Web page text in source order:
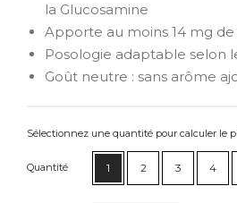
la Glucosamine
Apporte au moins 14 mg
Posologie adaptable selon
Goût neutre : sans arôme
Sélectionnez une quantité pour calculer le
Quantité 1 2 3 4